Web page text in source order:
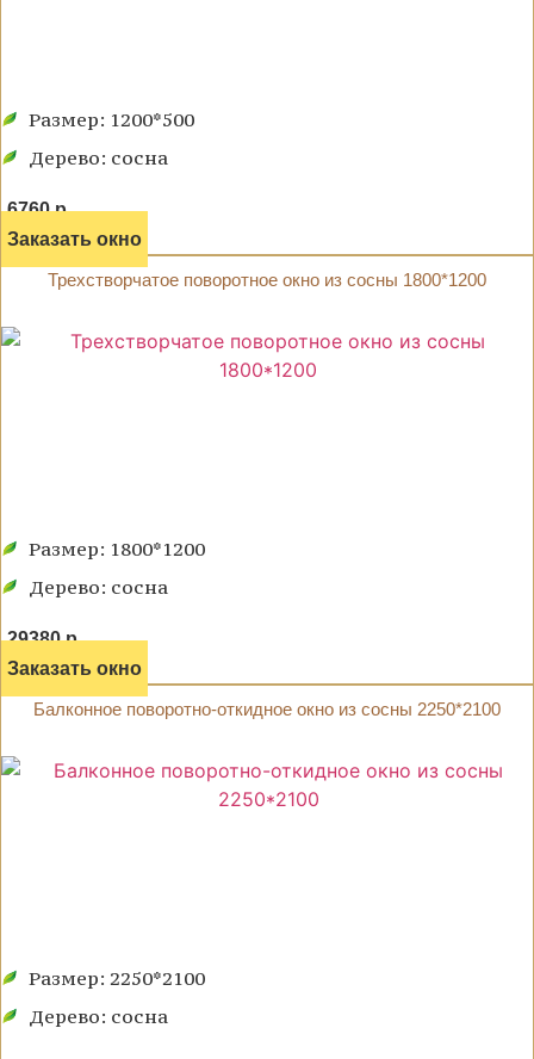
Размер: 1200*500
Дерево: сосна
6760 р.
Заказать окно
Трехстворчатое поворотное окно из сосны 1800*1200
Размер: 1800*1200
Дерево: сосна
29380 р.
Заказать окно
Балконное поворотно-откидное окно из сосны 2250*2100
Размер: 2250*2100
Дерево: сосна